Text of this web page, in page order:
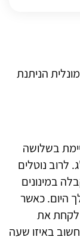
הניתנת
בשלושה
100 מ"ג, 200 מ"ג ו-400 מ"ג. לרוב נוטלים
במינונים
היום. כאשר
לקחת את
באיזו שעה